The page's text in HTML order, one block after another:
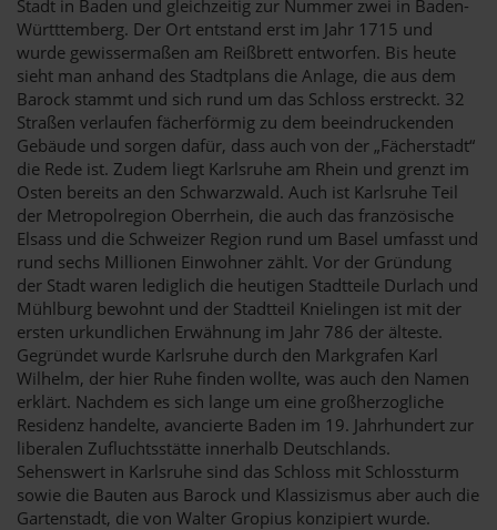
Stadt in Baden und gleichzeitig zur Nummer zwei in Baden-
Württtemberg. Der Ort entstand erst im Jahr 1715 und
wurde gewissermaßen am Reißbrett entworfen. Bis heute
sieht man anhand des Stadtplans die Anlage, die aus dem
Barock stammt und sich rund um das Schloss erstreckt. 32
Straßen verlaufen fächerförmig zu dem beeindruckenden
Gebäude und sorgen dafür, dass auch von der „Fächerstadt“
die Rede ist. Zudem liegt Karlsruhe am Rhein und grenzt im
Osten bereits an den Schwarzwald. Auch ist Karlsruhe Teil
der Metropolregion Oberrhein, die auch das französische
Elsass und die Schweizer Region rund um Basel umfasst und
rund sechs Millionen Einwohner zählt. Vor der Gründung
der Stadt waren lediglich die heutigen Stadtteile Durlach und
Mühlburg bewohnt und der Stadtteil Knielingen ist mit der
ersten urkundlichen Erwähnung im Jahr 786 der älteste.
Gegründet wurde Karlsruhe durch den Markgrafen Karl
Wilhelm, der hier Ruhe finden wollte, was auch den Namen
erklärt. Nachdem es sich lange um eine großherzogliche
Residenz handelte, avancierte Baden im 19. Jahrhundert zur
liberalen Zufluchtsstätte innerhalb Deutschlands.
Sehenswert in Karlsruhe sind das Schloss mit Schlossturm
sowie die Bauten aus Barock und Klassizismus aber auch die
Gartenstadt, die von Walter Gropius konzipiert wurde.